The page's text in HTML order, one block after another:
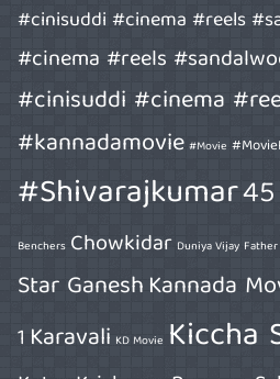
#cinisuddi #cinema #reels
#cinema #reels
#cinisuddi #cinema
#kannadamovie #Movie
#Shivarajkumar
Benchers Chowkidar Duniya Vijay Father
Star GaneshKannada
1 Karavali KD Movie Kiccha